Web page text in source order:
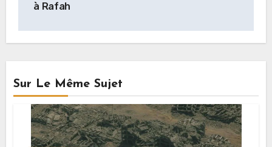
à Rafah
Sur Le Même Sujet